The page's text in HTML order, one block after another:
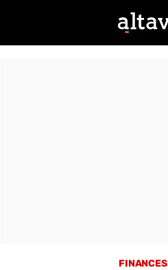
FINANCES